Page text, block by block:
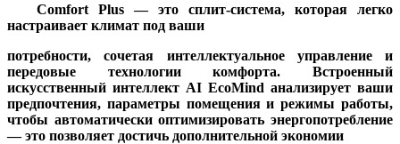
Comfort Plus — это сплит-система, которая легко
настраивает климат под ваши
потребности, сочетая интеллектуальное управление и
передовые технологии комфорта. Встроенный
искусственный интеллект AI EcoMind анализирует ваши
предпочтения, параметры помещения и режимы работы,
чтобы автоматически оптимизировать энергопотребление
— это позволяет достичь дополнительной экономии